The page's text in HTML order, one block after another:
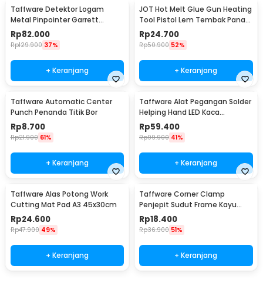
Taffware Detektor Logam
Metal Pinpointer Garrett
Waterproof - 1166000
Rp82.000
Rp129.900 37%
+ Keranjang
JOT Hot Melt Glue Gun Heating
Tool Pistol Lem Tembak Panas
20W - QT-302
Rp24.700
Rp50.900 52%
+ Keranjang
Taffware Automatic Center
Punch Penanda Titik Bor
Rp8.700
Rp21.900 61%
+ Keranjang
Taffware Alat Pegangan Solder
Helping Hand LED Kaca
Pembesar 3.5X - TE-801
Rp59.400
Rp99.900 41%
+ Keranjang
Taffware Alas Potong Work
Cutting Mat Pad A3 45x30cm
Rp24.600
Rp47.900 49%
+ Keranjang
Taffware Corner Clamp
Penjepit Sudut Frame Kayu
Angle 90 Derajat 75mm -
ZK147
Rp18.400
Rp36.900 51%
+ Keranjang